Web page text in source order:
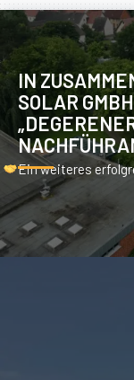
IN
SOLAR
Ein weiteres